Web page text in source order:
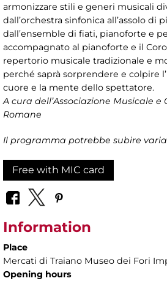
armonizzare stili e generi musicali
dall’orchestra sinfonica all’assolo di
dall’ensemble di fiati, pianoforte e
accompagnato al pianoforte e il
repertorio musicale tradizionale e
perché saprà sorprendere e colpire
cuore e la mente dello spettatore.
A cura dell’Associazione Musicale
Romane
Il programma potrebbe subire
Free with MIC card
Information
Place
Mercati di Traiano Museo dei Fori
Opening hours